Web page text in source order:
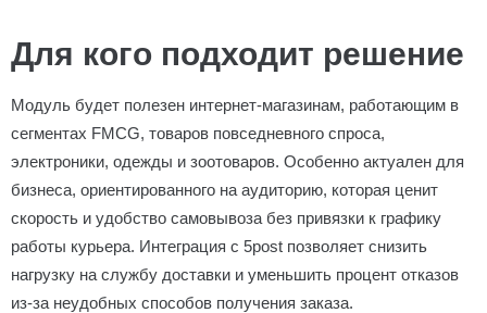
Для кого подходит решение
Модуль будет полезен интернет-магазинам, работающим в
сегментах FMCG, товаров повседневного спроса,
электроники, одежды и зоотоваров. Особенно актуален для
бизнеса, ориентированного на аудиторию, которая ценит
скорость и удобство самовывоза без привязки к графику
работы курьера. Интеграция с 5post позволяет снизить
нагрузку на службу доставки и уменьшить процент отказов
из-за неудобных способов получения заказа.